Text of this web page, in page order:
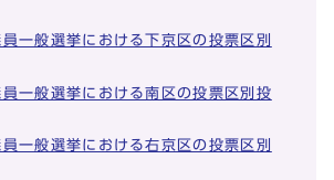
一般選挙における下京区の投票区別
一般選挙における南区の投票区別投
一般選挙における右京区の投票区別